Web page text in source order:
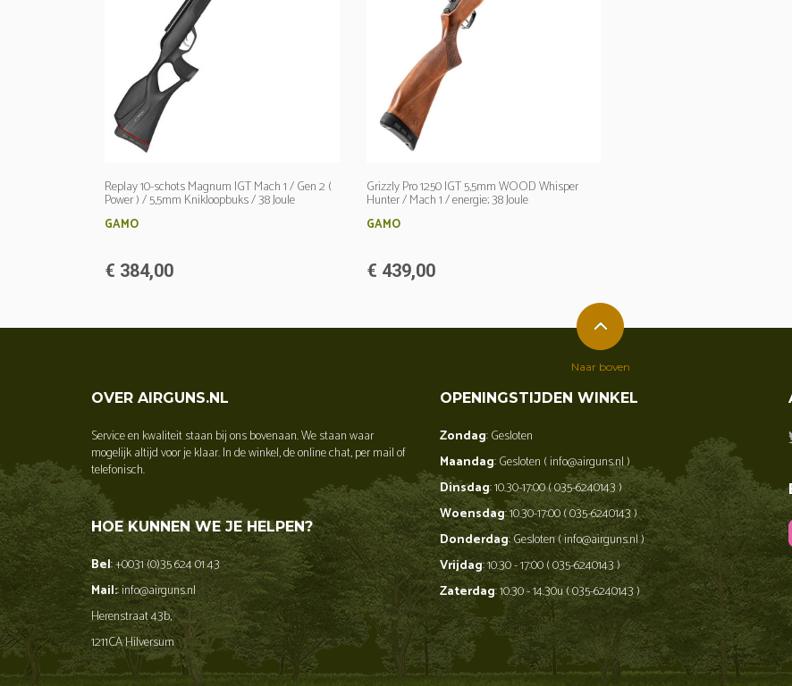
Replay 10-schots Magnum IGT Mach 1 / Gen 2 (
Power ) / 5,5mm Knikloopbuks / 38 Joule
GAMO
€ 384,00
Grizzly Pro 1250 IGT 5,5mm WOOD Whisper
Hunter / Mach 1 / energie; 38 Joule
GAMO
€ 439,00
OVER AIRGUNS.NL
Service en kwaliteit staan bij ons bovenaan. We staan waar
mogelijk altijd voor je klaar. In de winkel, de online chat, per mail of
telefonisch.
HOE KUNNEN WE JE HELPEN?
Bel: +0031 (0)35 624 01 43
Mail:: info@airguns.nl
Herenstraat 43b,
1211CA Hilversum
OPENINGSTIJDEN WINKEL
Zondag: Gesloten
Maandag: Gesloten ( info@airguns.nl )
Dinsdag: 10.30-17:00 ( 035-6240143 )
Woensdag: 10.30-17:00 ( 035-6240143 )
Donderdag: Gesloten ( info@airguns.nl )
Vrijdag: 10.30 - 17:00 ( 035-6240143 )
Zaterdag: 10.30 - 14.30u ( 035-6240143 )
Naar boven